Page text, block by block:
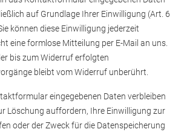
auf Grundlage Ihrer Einwilligung (Art. 6
können diese Einwilligung jederzeit
eine formlose Mitteilung per E-Mail an uns.
bis zum Widerruf erfolgten
bleibt vom Widerruf unberührt.
eingegebenen Daten verbleiben
Löschung auffordern, Ihre Einwilligung zur
oder der Zweck für die Datenspeicherung